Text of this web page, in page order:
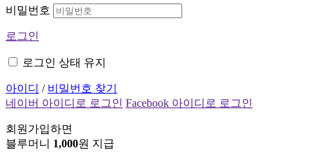
비밀번호
로그인
로그인 상태 유지
아이디 / 비밀번호 찾기
네이버 아이디로 로그인 Facebook 아이디로 로그인
회원가입하면
블루머니 1,000원 지급